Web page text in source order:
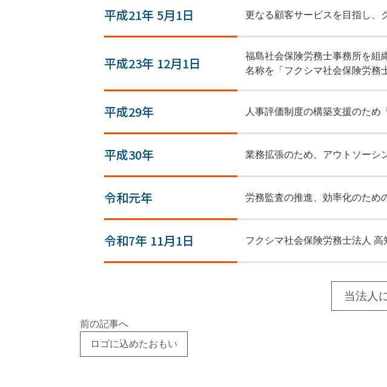
スタッフ紹介
採用情報
事務所だより
平成21年 5月1日 更なる顧客サービスを目指し、
平成23年 12月1日
福島社会保険労務士事務所を組
名称を「フクシマ社会保険労務
平成29年 人事評価制度の構築支援のた
平成30年 業務拡張のため、アウトソーシ
令和元年 労務監査の推進、効率化のため
令和7年 11月1日 フクシマ社会保険労務士法人 高
当法人
前の記事へ
ロゴに込めたおもい